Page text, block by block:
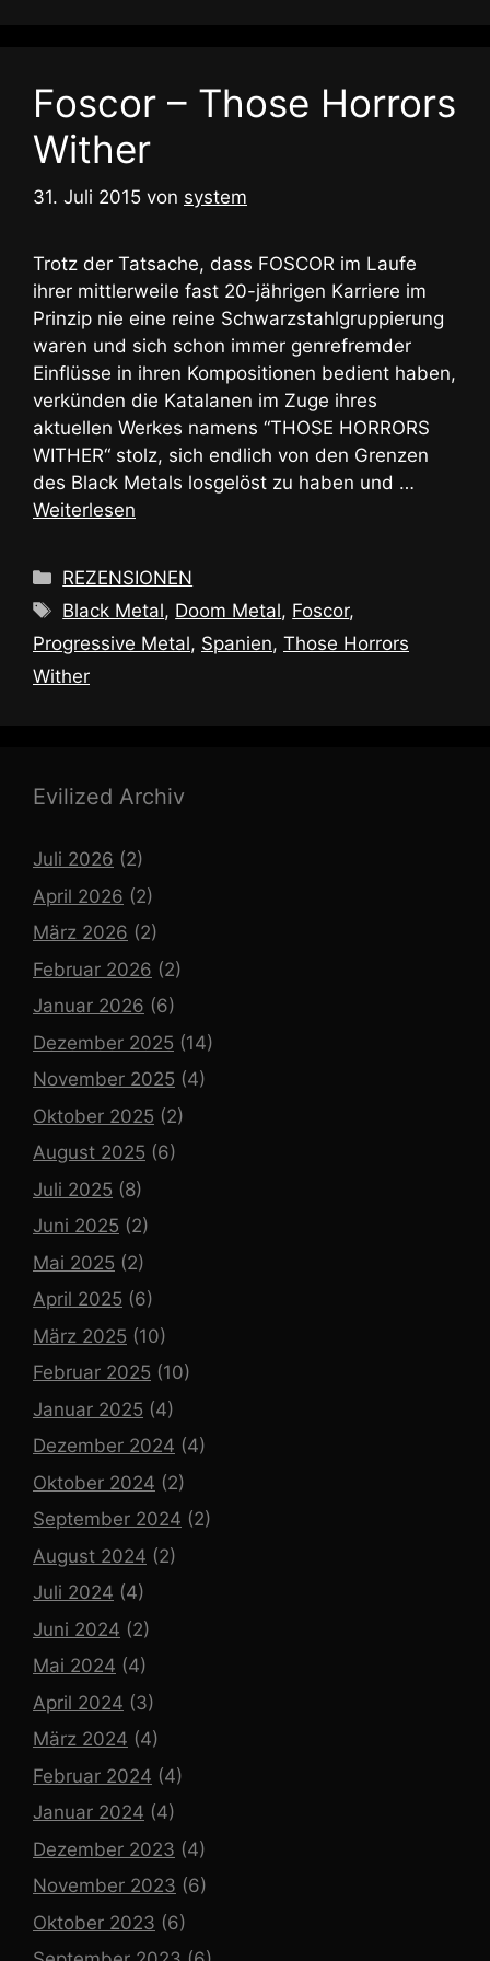
Foscor – Those Horrors
Wither
31. Juli 2015 von system
Trotz der Tatsache, dass FOSCOR im Laufe
ihrer mittlerweile fast 20-jährigen Karriere im
Prinzip nie eine reine Schwarzstahlgruppierung
waren und sich schon immer genrefremder
Einflüsse in ihren Kompositionen bedient haben,
verkünden die Katalanen im Zuge ihres
aktuellen Werkes namens “THOSE HORRORS
WITHER“ stolz, sich endlich von den Grenzen
des Black Metals losgelöst zu haben und …
Weiterlesen
Kategorien
REZENSIONEN
Schlagwörter
Black Metal, Doom Metal, Foscor,
Progressive Metal, Spanien, Those Horrors
Wither
Evilized Archiv
Juli 2026 (2)
April 2026 (2)
März 2026 (2)
Februar 2026 (2)
Januar 2026 (6)
Dezember 2025 (14)
November 2025 (4)
Oktober 2025 (2)
August 2025 (6)
Juli 2025 (8)
Juni 2025 (2)
Mai 2025 (2)
April 2025 (6)
März 2025 (10)
Februar 2025 (10)
Januar 2025 (4)
Dezember 2024 (4)
Oktober 2024 (2)
September 2024 (2)
August 2024 (2)
Juli 2024 (4)
Juni 2024 (2)
Mai 2024 (4)
April 2024 (3)
März 2024 (4)
Februar 2024 (4)
Januar 2024 (4)
Dezember 2023 (4)
November 2023 (6)
Oktober 2023 (6)